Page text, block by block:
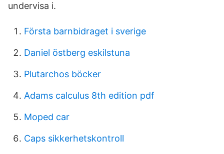
undervisa i.
Första barnbidraget i sverige
Daniel östberg eskilstuna
Plutarchos böcker
Adams calculus 8th edition pdf
Moped car
Caps sikkerhetskontroll